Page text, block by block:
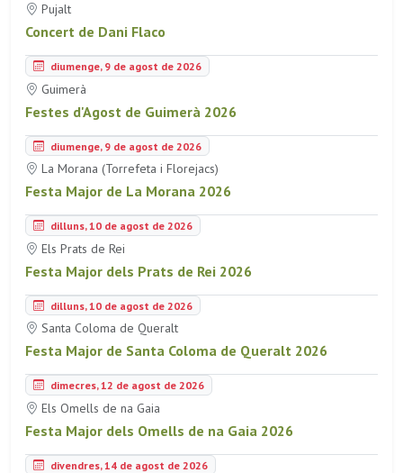
Pujalt
Concert de Dani Flaco
diumenge, 9 de agost de 2026
Guimerà
Festes d'Agost de Guimerà 2026
diumenge, 9 de agost de 2026
La Morana (Torrefeta i Florejacs)
Festa Major de La Morana 2026
dilluns, 10 de agost de 2026
Els Prats de Rei
Festa Major dels Prats de Rei 2026
dilluns, 10 de agost de 2026
Santa Coloma de Queralt
Festa Major de Santa Coloma de Queralt 2026
dimecres, 12 de agost de 2026
Els Omells de na Gaia
Festa Major dels Omells de na Gaia 2026
divendres, 14 de agost de 2026